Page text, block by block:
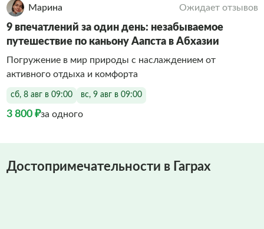
Марина Ожидает отзывов
9 впечатлений за один день: незабываемое
путешествие по каньону Аапста в Абхазии
Погружение в мир природы с наслаждением от
активного отдыха и комфорта
сб, 8 авг в 09:00 вс, 9 авг в 09:00
3 800 ₽за одного
Достопримечательности в Гаграх